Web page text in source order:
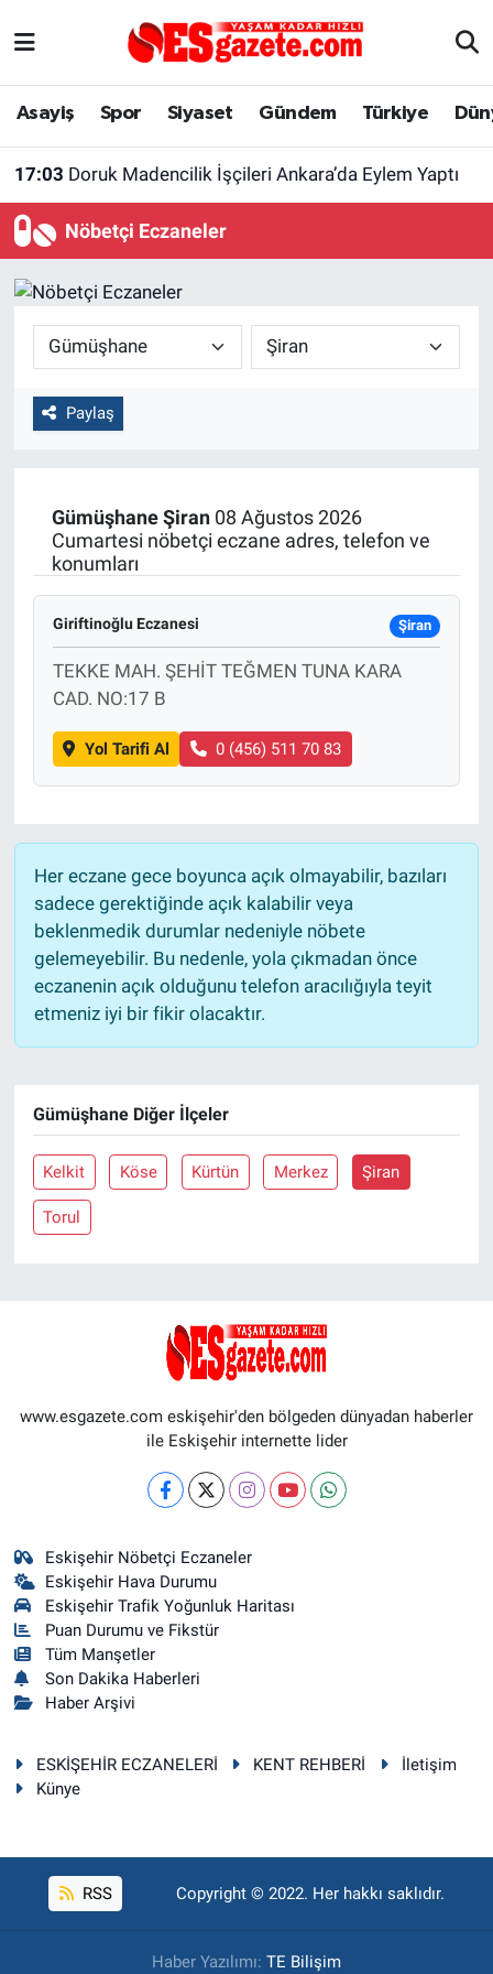
Asayiş Spor Siyaset Gündem Türkiye
17:03 Doruk Madencilik İşçileri Ankara’da Eylem Yaptı
Nöbetçi Eczaneler
Paylaş
Gümüşhane Şiran08 Ağustos 2026
Cumartesi nöbetçi eczane adres, telefon ve
konumları
Giriftinoğlu Eczanesi Şiran
TEKKE MAH. ŞEHİT TEĞMEN TUNA KARA
CAD. NO:17 B
Yol Tarifi Al 0 (456) 511 70 83
Her eczane gece boyunca açık olmayabilir, bazıları
sadece gerektiğinde açık kalabilir veya
beklenmedik durumlar nedeniyle nöbete
gelemeyebilir. Bu nedenle, yola çıkmadan önce
eczanenin açık olduğunu telefon aracılığıyla teyit
etmeniz iyi bir fikir olacaktır.
Gümüşhane Diğer İlçeler
Kelkit Köse Kürtün Merkez Şiran
Torul
www.esgazete.com eskişehir'den bölgeden dünyadan haberler
ile Eskişehir internette lider
Eskişehir Nöbetçi Eczaneler
Eskişehir Hava Durumu
Eskişehir Trafik Yoğunluk Haritası
Puan Durumu ve Fikstür
Tüm Manşetler
Son Dakika Haberleri
Haber Arşivi
ESKİŞEHİR ECZANELERİ KENT REHBERİ
İletişim
Künye
RSS Copyright © 2022. Her hakkı saklıdır.
Haber Yazılımı: TE Bilişim
Asayiş
Türkiye
Dünya
Sağlık
Yaşam
Eskişehir Arşivi
Röportaj
Ekonomi
Politika
Bilecik
Kütahya
Gezi
Genel
Yerel
Magazin
Bilim ve Teknoloji
Eskişehir Nöbetçi Eczaneler
Tüm Manşetler
Son Dakika Haberleri
Haber Arşivi